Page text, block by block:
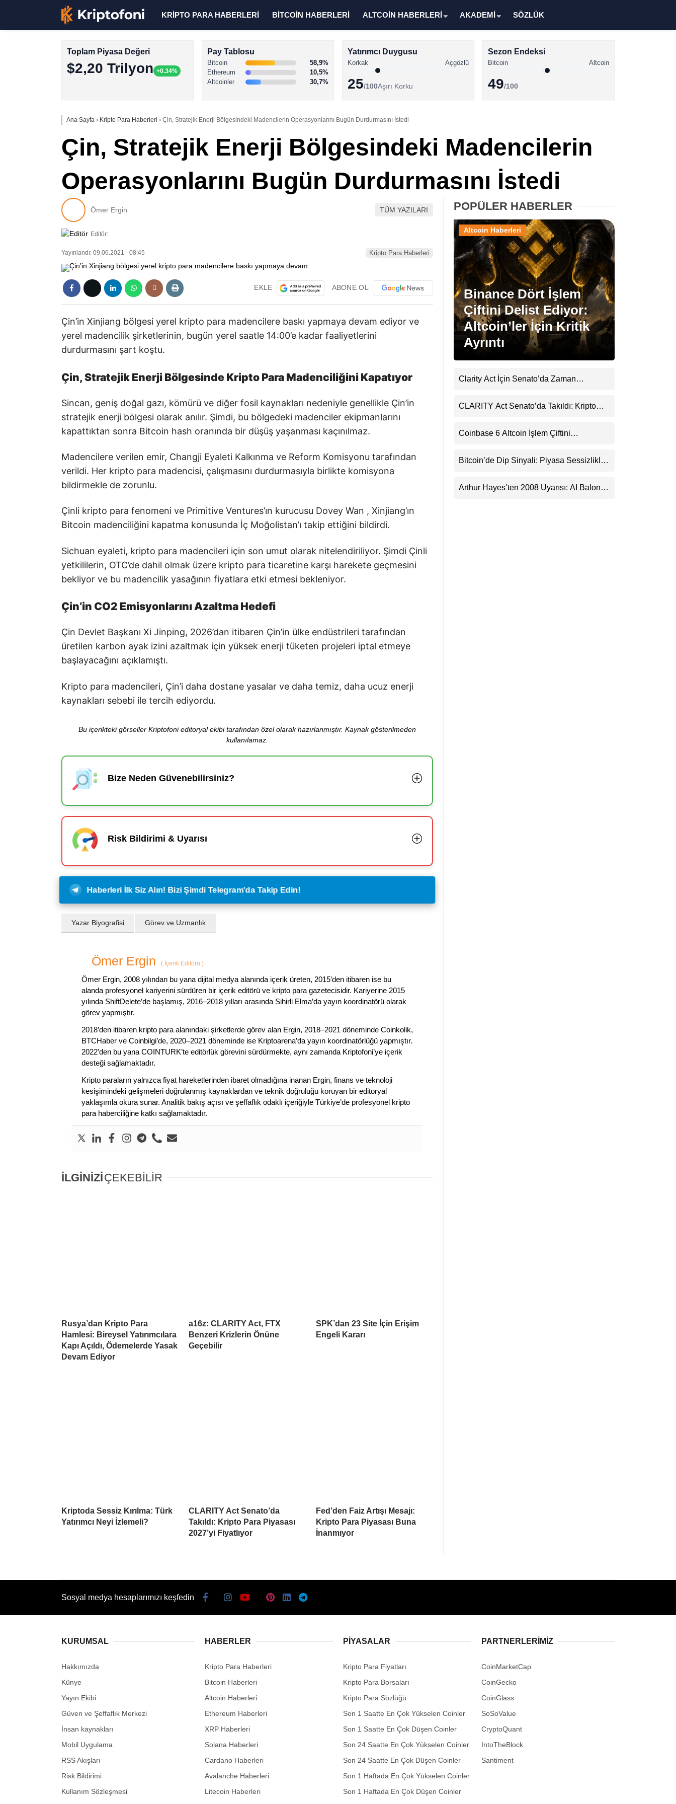
Altcoin Haberleri
XRP Haberleri
Memecoin Haberleri
Stablecoin Haberleri
Facebook
Instagram
LinkedIn
Telegram
KRİPTO PARA HABERLERİ BİTCOİN HABERLERİ ALTCOİN HABERLERİ AKADEMİ SÖZLÜK
Toplam Piyasa Değeri
$2,20 Trilyon +0.34%
Pay Tablosu
Bitcoin
58,9%
Ethereum
10,5%
Altcoinler
30,7%
Yatırımcı Duygusu
Korkak Açgözlü
25/100Aşırı Korku
Sezon Endeksi
Bitcoin Altcoin
49/100
Ana Sayfa › Kripto Para Haberleri › Çin, Stratejik Enerji Bölgesindeki Madencilerin Operasyonlarını Bugün Durdurmasını İstedi
Çin, Stratejik Enerji Bölgesindeki Madencilerin
Operasyonlarını Bugün Durdurmasını İstedi
Ömer Ergin TÜM YAZILARI
Editör:
Yayınlandı: 09.06.2021 - 08:45 Kripto Para Haberleri
EKLE ABONE OL
Çin’in Xinjiang bölgesi yerel kripto para madencilere baskı yapmaya devam ediyor ve
yerel madencilik şirketlerinin, bugün yerel saatle 14:00’e kadar faaliyetlerini
durdurmasını şart koştu.
Çin, Stratejik Enerji Bölgesinde Kripto Para Madenciliğini Kapatıyor
Sincan, geniş doğal gazı, kömürü ve diğer fosil kaynakları nedeniyle genellikle Çin’in
stratejik enerji bölgesi olarak anılır. Şimdi, bu bölgedeki madenciler ekipmanlarını
kapattıktan sonra Bitcoin hash oranında bir düşüş yaşanması kaçınılmaz.
Madencilere verilen emir, Changji Eyaleti Kalkınma ve Reform Komisyonu tarafından
verildi. Her kripto para madencisi, çalışmasını durdurmasıyla birlikte komisyona
bildirmekle de zorunlu.
Çinli kripto para fenomeni ve Primitive Ventures’ın kurucusu Dovey Wan , Xinjiang’ın
Bitcoin madenciliğini kapatma konusunda İç Moğolistan’ı takip ettiğini bildirdi.
Sichuan eyaleti, kripto para madencileri için son umut olarak nitelendiriliyor. Şimdi Çinli
yetkililerin, OTC’de dahil olmak üzere kripto para ticaretine karşı harekete geçmesini
bekliyor ve bu madencilik yasağının fiyatlara etki etmesi bekleniyor.
Çin’in CO2 Emisyonlarını Azaltma Hedefi
Çin Devlet Başkanı Xi Jinping, 2026’dan itibaren Çin’in ülke endüstrileri tarafından
üretilen karbon ayak izini azaltmak için yüksek enerji tüketen projeleri iptal etmeye
başlayacağını açıklamıştı.
Kripto para madencileri, Çin’i daha dostane yasalar ve daha temiz, daha ucuz enerji
kaynakları sebebi ile tercih ediyordu.
Bu içerikteki görseller Kriptofoni editoryal ekibi tarafından özel olarak hazırlanmıştır. Kaynak gösterilmeden
kullanılamaz.
Bize Neden Güvenebilirsiniz?
Risk Bildirimi & Uyarısı
Haberleri İlk Siz Alın! Bizi Şimdi Telegram'da Takip Edin!
Yazar Biyografisi Görev ve Uzmanlık
Ömer Ergin ( İçerik Editörü )
Ömer Ergin, 2008 yılından bu yana dijital medya alanında içerik üreten, 2015’den itibaren ise bu
alanda profesyonel kariyerini sürdüren bir içerik editörü ve kripto para gazetecisidir. Kariyerine 2015
yılında ShiftDelete’de başlamış, 2016–2018 yılları arasında Sihirli Elma’da yayın koordinatörü olarak
görev yapmıştır.
2018’den itibaren kripto para alanındaki şirketlerde görev alan Ergin, 2018–2021 döneminde Coinkolik,
BTCHaber ve Coinbilgi’de, 2020–2021 döneminde ise Kriptoarena’da yayın koordinatörlüğü yapmıştır.
2022’den bu yana COINTURK’te editörlük görevini sürdürmekte, aynı zamanda Kriptofoni’ye içerik
desteği sağlamaktadır.
Kripto paraların yalnızca fiyat hareketlerinden ibaret olmadığına inanan Ergin, finans ve teknoloji
kesişimindeki gelişmeleri doğrulanmış kaynaklardan ve teknik doğruluğu koruyan bir editoryal
yaklaşımla okura sunar. Analitik bakış açısı ve şeffaflık odaklı içeriğiyle Türkiye’de profesyonel kripto
para haberciliğine katkı sağlamaktadır.
İLGİNİZİÇEKEBİLİR
Rusya’dan Kripto Para
Hamlesi: Bireysel Yatırımcılara
Kapı Açıldı, Ödemelerde Yasak
Devam Ediyor
a16z: CLARITY Act, FTX
Benzeri Krizlerin Önüne
Geçebilir
SPK’dan 23 Site İçin Erişim
Engeli Kararı
Kriptoda Sessiz Kırılma: Türk
Yatırımcı Neyi İzlemeli?
CLARITY Act Senato’da
Takıldı: Kripto Para Piyasası
2027’yi Fiyatlıyor
Fed’den Faiz Artışı Mesajı:
Kripto Para Piyasası Buna
İnanmıyor
POPÜLER HABERLER
Binance Dört İşlem
Çiftini Delist Ediyor:
Altcoin’ler İçin Kritik
Ayrıntı
Altcoin Haberleri
Clarity Act İçin Senato’da Zaman
CLARITY Act Senato’da Takıldı: Kripto
Coinbase 6 Altcoin İşlem Çiftini
Bitcoin’de Dip Sinyali: Piyasa Sessizlikle
Arthur Hayes’ten 2008 Uyarısı: AI Balonu
Sosyal medya hesaplarımızı keşfedin
KURUMSAL
Hakkımızda
Künye
Yayın Ekibi
Güven ve Şeffaflık Merkezi
İnsan kaynakları
Mobil Uygulama
RSS Akışları
Risk Bildirimi
Kullanım Sözleşmesi
HABERLER
Kripto Para Haberleri
Bitcoin Haberleri
Altcoin Haberleri
Ethereum Haberleri
XRP Haberleri
Solana Haberleri
Cardano Haberleri
Avalanche Haberleri
Litecoin Haberleri
PIYASALAR
Kripto Para Fiyatları
Kripto Para Borsaları
Kripto Para Sözlüğü
Son 1 Saatte En Çok Yükselen Coinler
Son 1 Saatte En Çok Düşen Coinler
Son 24 Saatte En Çok Yükselen Coinler
Son 24 Saatte En Çok Düşen Coinler
Son 1 Haftada En Çok Yükselen Coinler
Son 1 Haftada En Çok Düşen Coinler
PARTNERLERIMIZ
CoinMarketCap
CoinGecko
CoinGlass
SoSoValue
CryptoQuant
IntoTheBlock
Santiment